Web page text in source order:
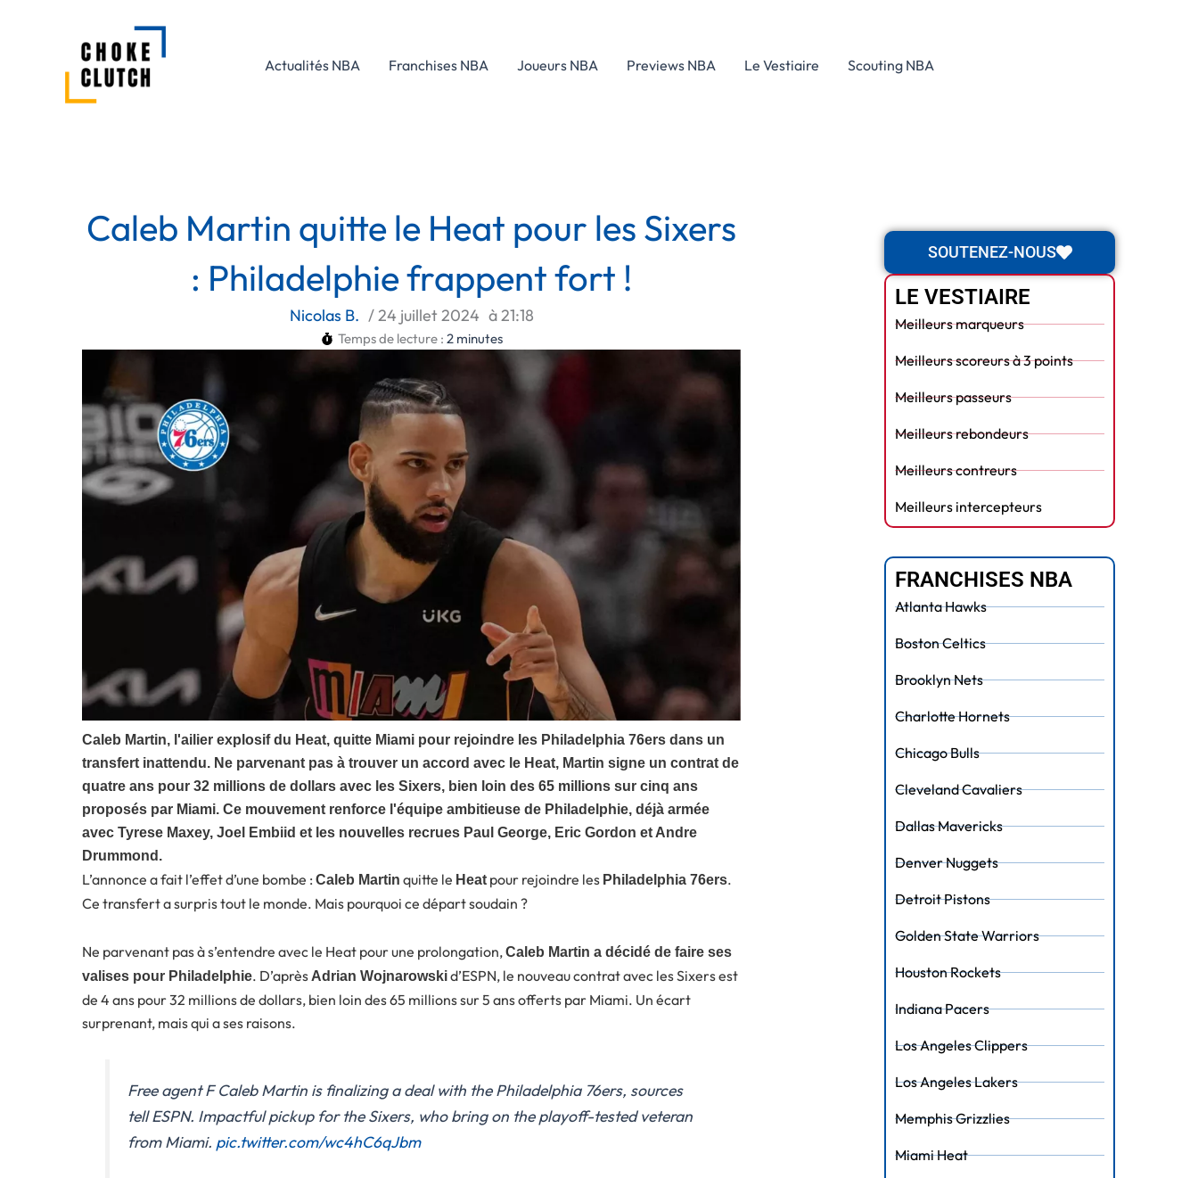
Actualités NBA Franchises NBA Joueurs NBA Previews NBA Le Vestiaire Scouting NBA
Caleb Martin quitte le Heat pour les Sixers
: Philadelphie frappent fort !
Nicolas B. /24 juillet 2024 à21:18
Temps de lecture : 2minutes
Caleb Martin, l'ailier explosif du Heat, quitte Miami pour rejoindre les Philadelphia 76ers dans un
transfert inattendu. Ne parvenant pas à trouver un accord avec le Heat, Martin signe un contrat de
quatre ans pour 32 millions de dollars avec les Sixers, bien loin des 65 millions sur cinq ans
proposés par Miami. Ce mouvement renforce l'équipe ambitieuse de Philadelphie, déjà armée
avec Tyrese Maxey, Joel Embiid et les nouvelles recrues Paul George, Eric Gordon et Andre
Drummond.
L’annonce a fait l’effet d’une bombe : Caleb Martin quitte le Heat pour rejoindre les Philadelphia 76ers.
Ce transfert a surpris tout le monde. Mais pourquoi ce départ soudain ?
Ne parvenant pas à s’entendre avec le Heat pour une prolongation,Caleb Martin a décidé de faire ses
valises pour Philadelphie. D’après Adrian Wojnarowskid’ESPN, le nouveau contrat avec les Sixers est
de 4 ans pour 32 millions de dollars, bien loin des 65 millions sur 5 ans offerts par Miami. Un écart
surprenant, mais qui a ses raisons.
Free agent F Caleb Martin is finalizing a deal with the Philadelphia 76ers, sources
tell ESPN. Impactful pickup for the Sixers, who bring on the playoff-tested veteran
from Miami. pic.twitter.com/wc4hC6qJbm
SOUTENEZ-NOUS
LE VESTIAIRE
Meilleurs marqueurs
Meilleurs scoreurs à 3 points
Meilleurs passeurs
Meilleurs rebondeurs
Meilleurs contreurs
Meilleurs intercepteurs
FRANCHISES NBA
Atlanta Hawks
Boston Celtics
Brooklyn Nets
Charlotte Hornets
Chicago Bulls
Cleveland Cavaliers
Dallas Mavericks
Denver Nuggets
Detroit Pistons
Golden State Warriors
Houston Rockets
Indiana Pacers
Los Angeles Clippers
Los Angeles Lakers
Memphis Grizzlies
Miami Heat